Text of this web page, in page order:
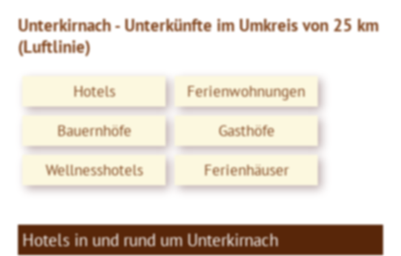
Unterkirnach - Unterkünfte im Umkreis von 25 km
(Luftlinie)
Hotels
Ferienwohnungen
Bauernhöfe
Gasthöfe
Wellnesshotels
Ferienhäuser
Hotels in und rund um Unterkirnach